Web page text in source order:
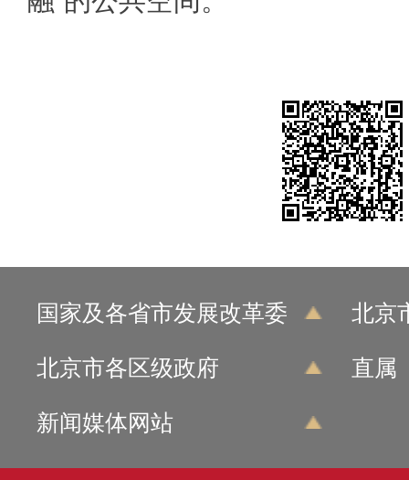
国家及各省市发展改革委 北京
北京市各区级政府 直属
新闻媒体网站